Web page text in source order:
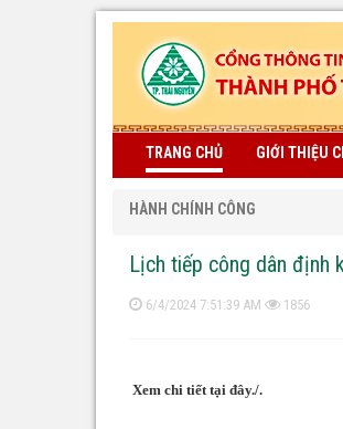
TRANG CHỦ GIỚI THIỆU
HÀNH CHÍNH CÔNG
Lịch tiếp công dân định
6/4/2024 7:51:39 AM 1856
Xem chi tiết tại đây./.